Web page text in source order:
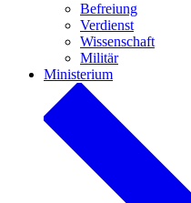
Befreiung
Verdienst
Wissenschaft
Militär
Ministerium